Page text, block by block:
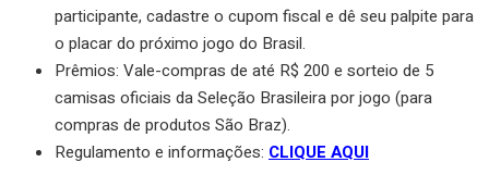
participante, cadastre o cupom fiscal e dê seu palpite para
o placar do próximo jogo do Brasil.
Prêmios: Vale-compras de até R$ 200 e sorteio de 5
camisas oficiais da Seleção Brasileira por jogo (para
compras de produtos São Braz).
Regulamento e informações: CLIQUE AQUI